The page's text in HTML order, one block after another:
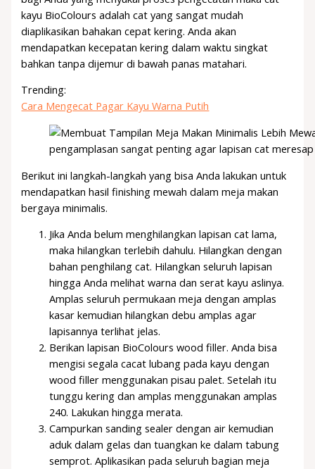
kayu BioColours adalah cat yang sangat mudah
diaplikasikan bahakan cepat kering. Anda akan
mendapatkan kecepatan kering dalam waktu singkat
bahkan tanpa dijemur di bawah panas matahari.
Trending:
Cara Mengecat Pagar Kayu Warna Putih
pengamplasan sangat penting agar lapisan cat meresap
Berikut ini langkah-langkah yang bisa Anda lakukan untuk
mendapatkan hasil finishing mewah dalam meja makan
bergaya minimalis.
Jika Anda belum menghilangkan lapisan cat lama,
maka hilangkan terlebih dahulu. Hilangkan dengan
bahan penghilang cat. Hilangkan seluruh lapisan
hingga Anda melihat warna dan serat kayu aslinya.
Amplas seluruh permukaan meja dengan amplas
kasar kemudian hilangkan debu amplas agar
lapisannya terlihat jelas.
Berikan lapisan BioColours wood filler. Anda bisa
mengisi segala cacat lubang pada kayu dengan
wood filler menggunakan pisau palet. Setelah itu
tunggu kering dan amplas menggunakan amplas
240. Lakukan hingga merata.
Campurkan sanding sealer dengan air kemudian
aduk dalam gelas dan tuangkan ke dalam tabung
semprot. Aplikasikan pada seluruh bagian meja